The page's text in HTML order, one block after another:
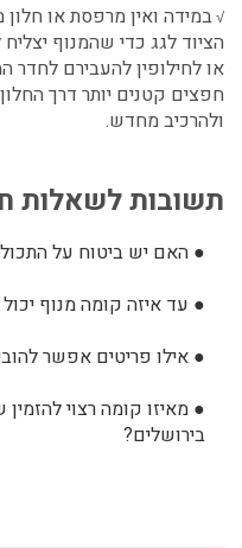
√במידה ואין מרפסת או
הציוד לגג כדי שהמנוף
או לחילופין להעבירם לחדר
חפצים קטנים יותר דרך
ולהרכיב מחדש.
תשובות לשאלות
● האם יש ביטוח על
● עד איזה קומה מנוף
● אילו פריטים אפשר
● מאיזו קומה רצוי
בירושלים?